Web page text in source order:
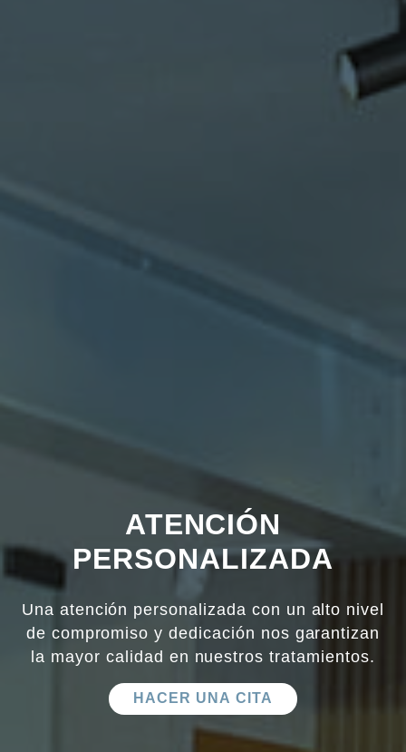
ATENCIÓN
PERSONALIZADA
Una atención personalizada con un alto nivel
de compromiso y dedicación nos garantizan
la mayor calidad en nuestros tratamientos.
HACER UNA CITA